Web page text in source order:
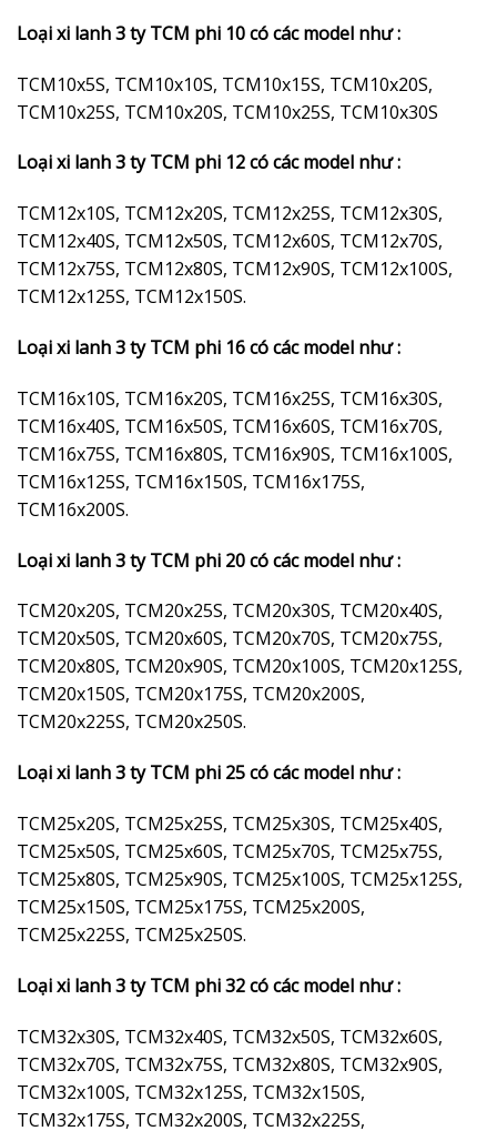
Loại xi lanh 3 ty TCM phi 10 có các model như :
TCM10x5S, TCM10x10S, TCM10x15S, TCM10x20S,
TCM10x25S, TCM10x20S, TCM10x25S, TCM10x30S
Loại xi lanh 3 ty TCM phi 12 có các model như :
TCM12x10S, TCM12x20S, TCM12x25S, TCM12x30S,
TCM12x40S, TCM12x50S, TCM12x60S, TCM12x70S,
TCM12x75S, TCM12x80S, TCM12x90S, TCM12x100S,
TCM12x125S, TCM12x150S.
Loại xi lanh 3 ty TCM phi 16 có các model như :
TCM16x10S, TCM16x20S, TCM16x25S, TCM16x30S,
TCM16x40S, TCM16x50S, TCM16x60S, TCM16x70S,
TCM16x75S, TCM16x80S, TCM16x90S, TCM16x100S,
TCM16x125S, TCM16x150S, TCM16x175S,
TCM16x200S.
Loại xi lanh 3 ty TCM phi 20 có các model như :
TCM20x20S, TCM20x25S, TCM20x30S, TCM20x40S,
TCM20x50S, TCM20x60S, TCM20x70S, TCM20x75S,
TCM20x80S, TCM20x90S, TCM20x100S, TCM20x125S,
TCM20x150S, TCM20x175S, TCM20x200S,
TCM20x225S, TCM20x250S.
Loại xi lanh 3 ty TCM phi 25 có các model như :
TCM25x20S, TCM25x25S, TCM25x30S, TCM25x40S,
TCM25x50S, TCM25x60S, TCM25x70S, TCM25x75S,
TCM25x80S, TCM25x90S, TCM25x100S, TCM25x125S,
TCM25x150S, TCM25x175S, TCM25x200S,
TCM25x225S, TCM25x250S.
Loại xi lanh 3 ty TCM phi 32 có các model như :
TCM32x30S, TCM32x40S, TCM32x50S, TCM32x60S,
TCM32x70S, TCM32x75S, TCM32x80S, TCM32x90S,
TCM32x100S, TCM32x125S, TCM32x150S,
TCM32x175S, TCM32x200S, TCM32x225S,